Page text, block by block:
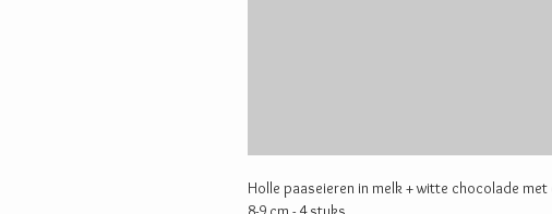
Holle paaseieren in melk + witte chocolade